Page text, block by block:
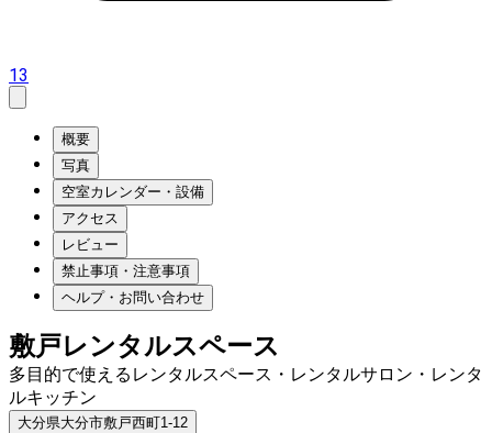
13
概要
写真
空室カレンダー・設備
アクセス
レビュー
禁止事項・注意事項
ヘルプ・お問い合わせ
敷戸レンタルスペース
多目的で使えるレンタルスペース・レンタルサロン・レンタ
ルキッチン
大分県大分市敷戸西町1-12